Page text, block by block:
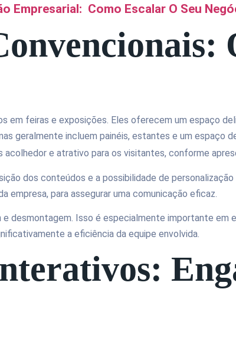
Empresarial: Como Escalar O Seu
feiras e exposições. Eles oferecem um espaço
geralmente incluem painéis, estantes e um
e atrativo para os visitantes, conforme
dos conteúdos e a possibilidade de
empresa, para assegurar uma comunicação eficaz.
desmontagem. Isso é especialmente importante em
a eficiência da equipe envolvida.